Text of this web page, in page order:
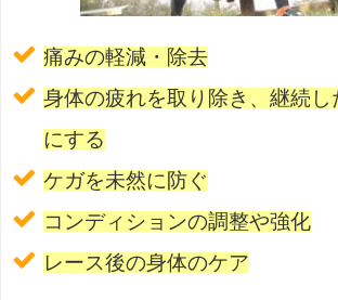
痛みの軽減・除去
身体の疲れを取り除き、継続し
にする
ケガを未然に防ぐ
コンディションの調整や強化
レース後の身体のケア